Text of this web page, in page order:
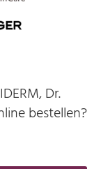
Dr.
bestellen?